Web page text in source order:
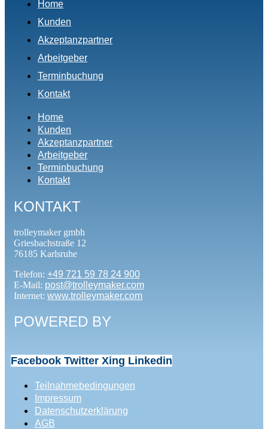
Home
Kunden
Akzeptanzpartner
Arbeitgeber
Terminbuchung
Kontakt
Home
Kunden
Akzeptanzpartner
Arbeitgeber
Terminbuchung
Kontakt
KONTAKT
trolleymaker gmbh
Griesbachstraße 12
76185 Karlsruhe
Telefon: +49 721 59 78 24 900
E-Mail: post@trolleymaker.com
Internet: www.trolleymaker.com
POWERED BY
Facebook Twitter Xing Linkedin
Teilnahmebedingungen
Impressum
Datenschutzerklärung
AGB